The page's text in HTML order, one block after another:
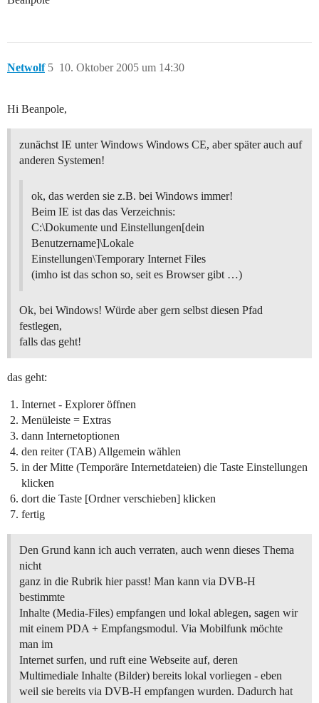
Netwolf 10. Oktober 2005 um 14:30
5
Hi Beanpole,
zunächst IE unter Windows Windows CE, aber später auch auf
anderen Systemen!
ok, das werden sie z.B. bei Windows immer!
Beim IE ist das das Verzeichnis:
C:\Dokumente und Einstellungen[dein
Benutzername]\Lokale
Einstellungen\Temporary Internet Files
(imho ist das schon so, seit es Browser gibt …)
Ok, bei Windows! Würde aber gern selbst diesen Pfad
festlegen,
falls das geht!
das geht:
Internet - Explorer öffnen
Menüleiste = Extras
dann Internetoptionen
den reiter (TAB) Allgemein wählen
in der Mitte (Temporäre Internetdateien) die Taste Einstellungen
klicken
dort die Taste [Ordner verschieben] klicken
fertig
Den Grund kann ich auch verraten, auch wenn dieses Thema
nicht
ganz in die Rubrik hier passt! Man kann via DVB-H
bestimmte
Inhalte (Media-Files) empfangen und lokal ablegen, sagen wir
mit einem PDA + Empfangsmodul. Via Mobilfunk möchte
man im
Internet surfen, und ruft eine Webseite auf, deren
Multimediale Inhalte (Bilder) bereits lokal vorliegen - eben
weil sie bereits via DVB-H empfangen wurden. Dadurch hat